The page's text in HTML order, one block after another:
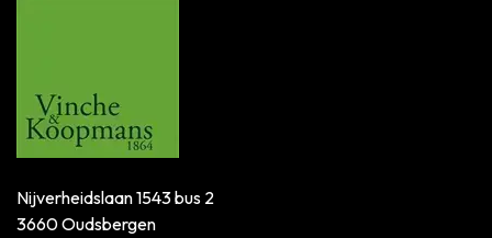
Nijverheidslaan 1543 bus 2
3660 Oudsbergen